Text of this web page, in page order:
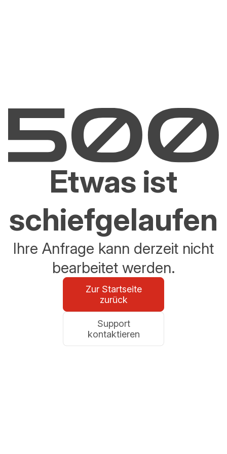
Etwas ist
schiefgelaufen
Ihre Anfrage kann derzeit nicht
bearbeitet werden.
Zur Startseite
zurück
Support
kontaktieren